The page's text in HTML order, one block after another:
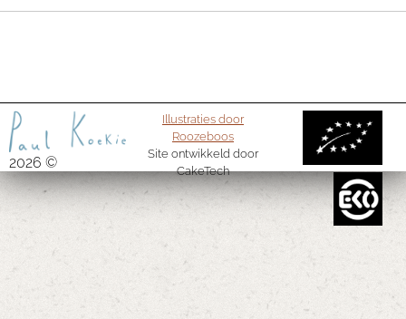
2026 ©
Illustraties door
Roozeboos
Site ontwikkeld door
CakeTech